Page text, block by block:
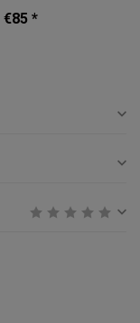
€85 *